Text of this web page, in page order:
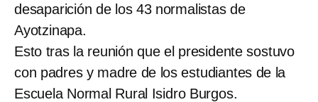
desaparición de los 43 normalistas de
Ayotzinapa.
Esto tras la reunión que el presidente sostuvo
con padres y madre de los estudiantes de la
Escuela Normal Rural Isidro Burgos.